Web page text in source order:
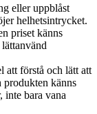
eller uppblåst
helhetsintrycket.
priset känns
att förstå och lätt att
produkten känns
bara vana